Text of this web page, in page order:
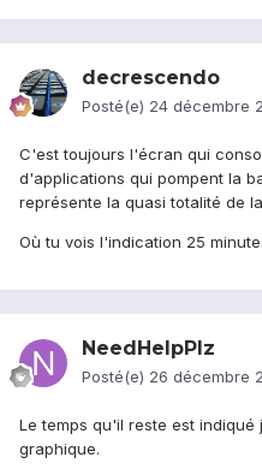
decrescendo
Posté(e) 24 décembre
C'est toujours l'écran qui
d'applications qui pompent la
représente la quasi totalité de
Où tu vois l'indication 25
NeedHelpPlz
Posté(e) 26 décembre
Le temps qu'il reste est
graphique.